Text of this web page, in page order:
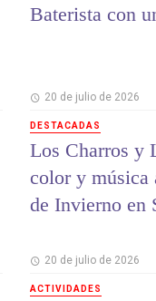
Baterista con
20 de julio de 2026
DESTACADAS
Los Charros y
color y música
de Invierno en
20 de julio de 2026
ACTIVIDADES